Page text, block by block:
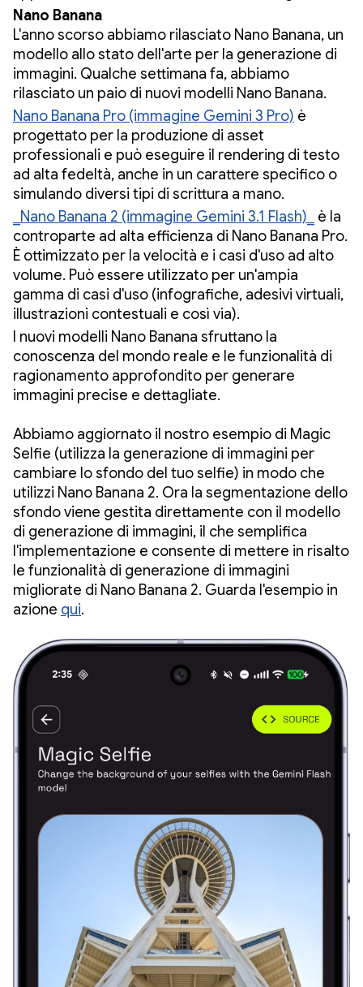
Nano Banana
L'anno scorso abbiamo rilasciato Nano Banana, un
modello allo stato dell'arte per la generazione di
immagini. Qualche settimana fa, abbiamo
rilasciato un paio di nuovi modelli Nano Banana.
Nano Banana Pro (immagine Gemini 3 Pro) è
progettato per la produzione di asset
professionali e può eseguire il rendering di testo
ad alta fedeltà, anche in un carattere specifico o
simulando diversi tipi di scrittura a mano.
_Nano Banana 2 (immagine Gemini 3.1 Flash)_
è la
controparte ad alta efficienza di Nano Banana Pro.
È ottimizzato per la velocità e i casi d'uso ad alto
volume. Può essere utilizzato per un'ampia
gamma di casi d'uso (infografiche, adesivi virtuali,
illustrazioni contestuali e così via).
I nuovi modelli Nano Banana sfruttano la
conoscenza del mondo reale e le funzionalità di
ragionamento approfondito per generare
immagini precise e dettagliate.
Abbiamo aggiornato il nostro esempio di Magic
Selfie (utilizza la generazione di immagini per
cambiare lo sfondo del tuo selfie) in modo che
utilizzi Nano Banana 2. Ora la segmentazione dello
sfondo viene gestita direttamente con il modello
di generazione di immagini, il che semplifica
l'implementazione e consente di mettere in risalto
le funzionalità di generazione di immagini
migliorate di Nano Banana 2. Guarda l'esempio in
azione qui.